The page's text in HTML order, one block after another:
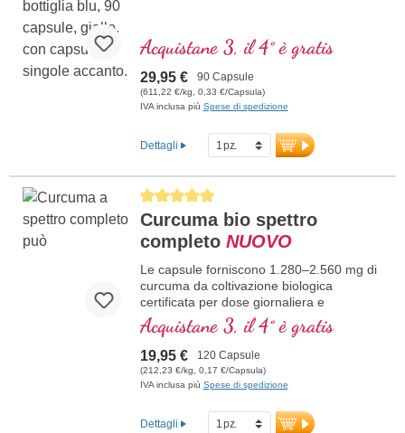
Acquistane 3, il 4° è gratis
29,95 € 90 Capsule
(611,22 €/kg, 0,33 €/Capsula)
IVA inclusa più Spese di spedizione
Dettagli
Average rating of 5 out of 5 stars
Curcuma bio spettro
completo NUOVO
Le capsule forniscono 1.280–2.560 mg di
curcuma da coltivazione biologica
certificata per dose giornaliera e
contengono, oltre alla curcumina,
tumeroni e curcumani naturalmente
presenti. La “Radice d’oro” è apprezzata
nell’Ayurveda da oltre 5.000 anni – per il
suo effetto equilibrante sul “fuoco
(tessuto strutturale). La nostra curcuma
Acquistane 3, il 4° è gratis
19,95 € 120 Capsule
(212,23 €/kg, 0,17 €/Capsula)
IVA inclusa più Spese di spedizione
Dettagli